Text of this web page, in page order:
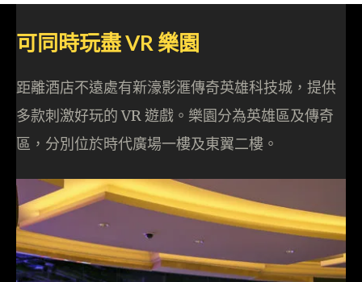
可同時玩盡 VR 樂園
距離酒店不遠處有新濠影滙傳奇英雄科技城，提供
多款刺激好玩的 VR 遊戲。樂園分為英雄區及傳奇
區，分別位於時代廣場一樓及東翼二樓。